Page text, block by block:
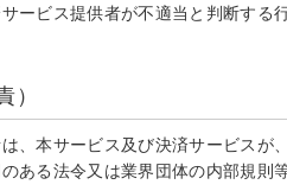
ービス提供者が不適当と判断する
）
、本サービス及び決済サービス
ある法令又は業界団体の内部規